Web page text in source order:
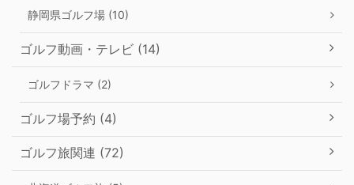
静岡県ゴルフ場 (10)
ゴルフ動画・テレビ (14)
ゴルフドラマ (2)
ゴルフ場予約 (4)
ゴルフ旅関連 (72)